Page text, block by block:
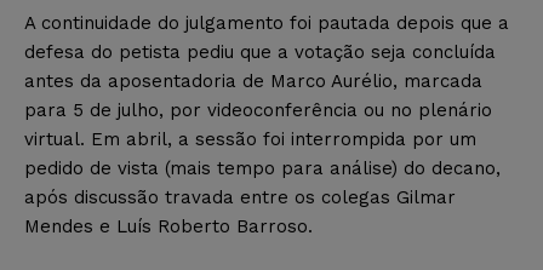
A continuidade do julgamento foi pautada depois que a
defesa do petista pediu que a votação seja concluída
antes da aposentadoria de Marco Aurélio, marcada
para 5 de julho, por videoconferência ou no plenário
virtual. Em abril, a sessão foi interrompida por um
pedido de vista (mais tempo para análise) do decano,
após discussão travada entre os colegas Gilmar
Mendes e Luís Roberto Barroso.